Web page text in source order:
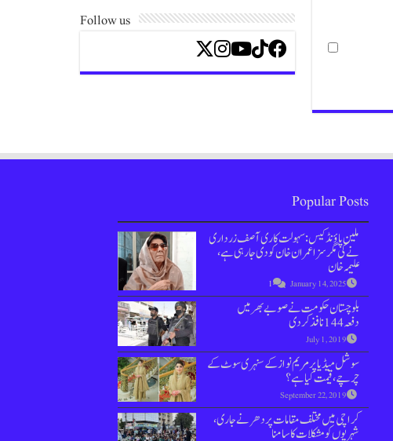
Follow us
Popular Posts
ملین پاؤنڈ کیس : سہولت کاری آصف زرداری
نے کی مگر سزا عمران خان کو دی جارہی ہے،
علیمہ خان
January 14, 2025
1
بلوچستان حکومت نے صوبے بھر میں
دفعہ 144 نافذ کردی
July 1, 2019
سوشل میڈیا پر مریم نواز کے سنہری سوٹ کے
چرچے، قیمت کیا ہے؟
September 22, 2019
کراچی میں مختلف مقامات پر دھرنے جاری،
شہریوں کو مشکلات کا سامنا